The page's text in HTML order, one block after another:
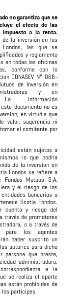
no garantiza que se
el efecto de las
a la renta.
la inversión en los
Fondos, las que se
y reglamento
en todas las oficinas
conforme con lo
CONASEV N° 068-
de Inversión en
y en
La información
documento no es
en virtud a que
valor, sugerencia ni
el comitente por
están sujetos a
lo que podría
de la inversión en
Fondos se refiere a
Fondos Mutuos S.A.
y el riesgo de los
bancarias o
Scotia Fondos.
cuenta y riesgo del
través de promotores
o a través de
para los agentes
haber suscrito un
autorice para dicho
persona que preste,
administradora,
a la
se realiza el aporte
están prohibidas de
los partícipes.